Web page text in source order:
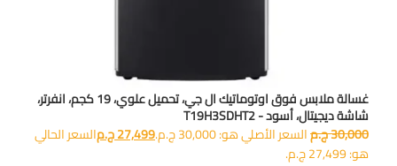
غسالة ملابس فوق اوتوماتيك ال جي، تحميل علوي، 19 كجم، انفرتر،
شاشة ديجيتال، أسود - T19H3SDHT2
30,000ج.مالسعر الأصلي هو: 30,000 ج.م. 27,499ج.مالسعر الحالي
هو: 27,499 ج.م.